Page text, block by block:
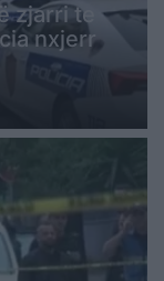
zjarri te
nxjerr